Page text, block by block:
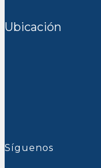
Ubicación
Síguenos